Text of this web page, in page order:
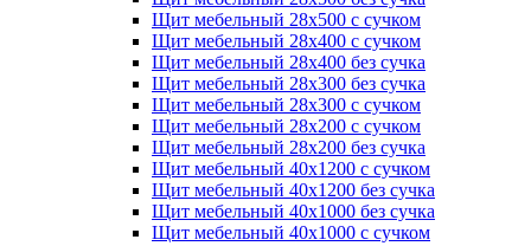
Щит мебельный 28х500 с сучком
Щит мебельный 28х400 с сучком
Щит мебельный 28х400 без сучка
Щит мебельный 28х300 без сучка
Щит мебельный 28х300 с сучком
Щит мебельный 28х200 с сучком
Щит мебельный 28х200 без сучка
Щит мебельный 40х1200 с сучком
Щит мебельный 40х1200 без сучка
Щит мебельный 40х1000 без сучка
Щит мебельный 40х1000 с сучком